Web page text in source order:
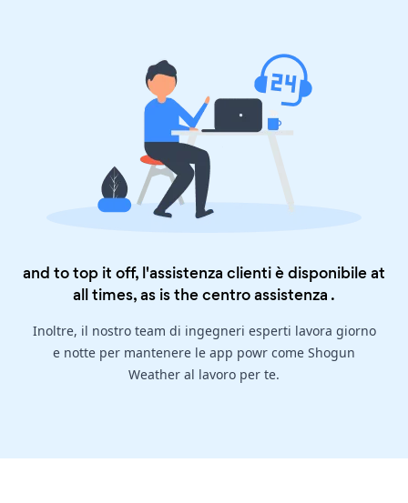
and to top it off, l'assistenza clienti è disponibile at
all times, as is thecentro assistenza .
Inoltre, il nostro team di ingegneri esperti lavora giorno
e notte per mantenere le app powr come Shogun
Weather al lavoro per te.